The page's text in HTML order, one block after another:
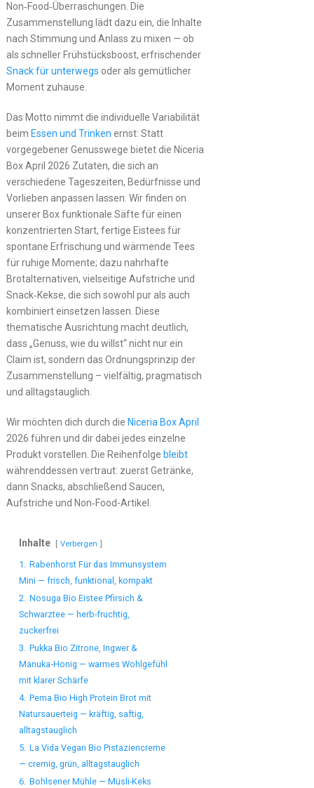
Non‑Food‑Überraschungen. Die
Zusammenstellung lädt dazu ein, die Inhalte
nach Stimmung und Anlass zu mixen — ob
als schneller Frühstücksboost, erfrischender
Snack für unterwegs oder als gemütlicher
Moment zuhause.
Das Motto nimmt die individuelle Variabilität
beim Essen und Trinken ernst: Statt
vorgegebener Genusswege bietet die Niceria
Box April 2026 Zutaten, die sich an
verschiedene Tageszeiten, Bedürfnisse und
Vorlieben anpassen lassen. Wir finden on
unserer Box funktionale Säfte für einen
konzentrierten Start, fertige Eistees für
spontane Erfrischung und wärmende Tees
für ruhige Momente; dazu nahrhafte
Brotalternativen, vielseitige Aufstriche und
Snack‑Kekse, die sich sowohl pur als auch
kombiniert einsetzen lassen. Diese
thematische Ausrichtung macht deutlich,
dass „Genuss, wie du willst“ nicht nur ein
Claim ist, sondern das Ordnungsprinzip der
Zusammenstellung – vielfältig, pragmatisch
und alltagstauglich.
Wir möchten dich durch die Niceria Box April
2026 führen und dir dabei jedes einzelne
Produkt vorstellen. Die Reihenfolge bleibt
währenddessen vertraut: zuerst Getränke,
dann Snacks, abschließend Saucen,
Aufstriche und Non‑Food-Artikel.
Inhalte Verbergen
1. Rabenhorst Für das Immunsystem
Mini — frisch, funktional, kompakt
2. Nosuga Bio Eistee Pfirsich &
Schwarztee — herb-fruchtig,
zuckerfrei
3. Pukka Bio Zitrone, Ingwer &
Manuka‑Honig — warmes Wohlgefühl
mit klarer Schärfe
4. Pema Bio High Protein Brot mit
Natursauerteig — kräftig, saftig,
alltagstauglich
5. La Vida Vegan Bio Pistaziencreme
— cremig, grün, alltagstauglich
6. Bohlsener Mühle — Müsli-Keks